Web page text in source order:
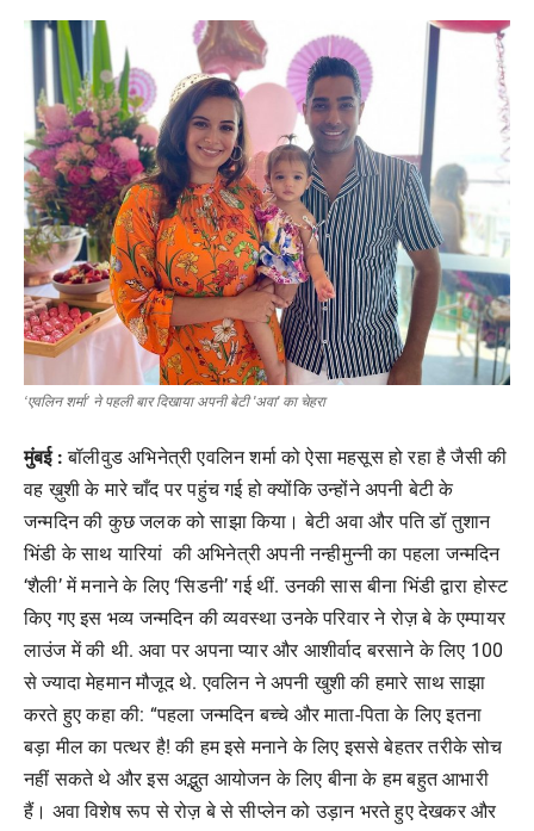
मनोरंजन
खेल
व्यापार
सामाजिक गतिविधि
अपराध
विशेष
‘एवलिन शर्मा’ ने पहली बार दिखाया अपनी बेटी 'अवा' का चेहरा
मुंबई : बॉलीवुड अभिनेत्री एवलिन शर्मा को ऐसा महसूस हो रहा है जैसी की
वह ख़ुशी के मारे चाँद पर पहुंच गई हो क्योंकि उन्होंने अपनी बेटी के
जन्मदिन की कुछ जलक को साझा किया। बेटी अवा और पति डॉ तुशान
भिंडी के साथ यारियां की अभिनेत्री अपनी नन्हीमुन्नी का पहला जन्मदिन
‘शैली’ में मनाने के लिए ‘सिडनी’ गई थीं. उनकी सास बीना भिंडी द्वारा होस्ट
किए गए इस भव्य जन्मदिन की व्यवस्था उनके परिवार ने रोज़ बे के एम्पायर
लाउंज में की थी. अवा पर अपना प्यार और आशीर्वाद बरसाने के लिए 100
से ज्यादा मेहमान मौजूद थे. एवलिन ने अपनी खुशी की हमारे साथ साझा
करते हुए कहा की: “पहला जन्मदिन बच्चे और माता-पिता के लिए इतना
बड़ा मील का पत्थर है! की हम इसे मनाने के लिए इससे बेहतर तरीके सोच
नहीं सकते थे और इस अद्भुत आयोजन के लिए बीना के हम बहुत आभारी
हैं। अवा विशेष रूप से रोज़ बे से सीप्लेन को उड़ान भरते हुए देखकर और